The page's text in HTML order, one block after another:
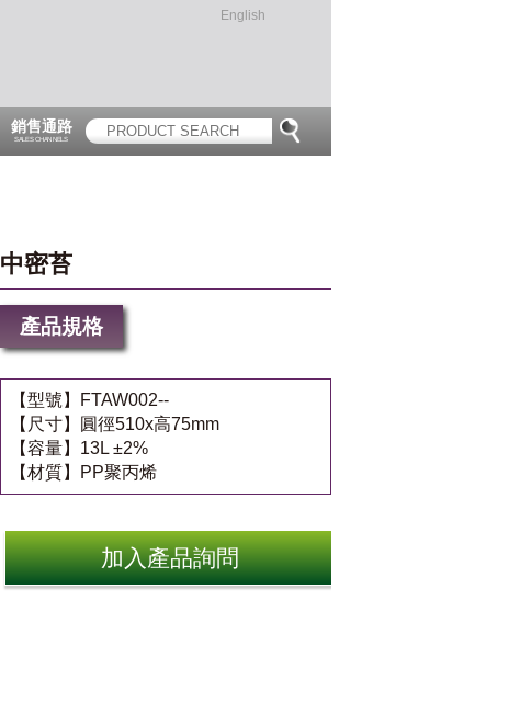
English
銷售通路
SALES CHANNELS
中密苔
產品規格
【型號】FTAW002--
【尺寸】圓徑510x高75mm
【容量】13L ±2%
【材質】PP聚丙烯
加入產品詢問